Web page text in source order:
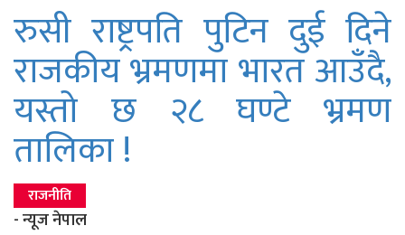
रुसी राष्ट्रपति पुटिन दुई दिने
राजकीय भ्रमणमा भारत आउँदै,
यस्तो छ २८ घण्टे भ्रमण
तालिका !
राजनीति
- न्यूज नेपाल